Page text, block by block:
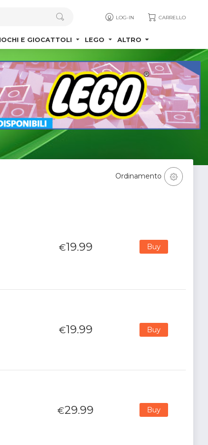
LOG-IN CARRELLO
E GIOCATTOLI LEGO ALTRO
Ordinamento
€19.99 Buy
€19.99 Buy
€29.99 Buy